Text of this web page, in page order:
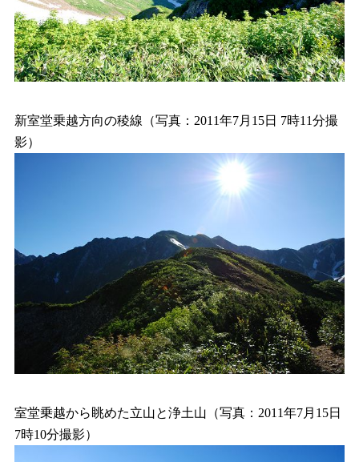
新室堂乗越方向の稜線（写真：2011年7月15日 7時11分撮
影）
室堂乗越から眺めた立山と浄土山（写真：2011年7月15日
7時10分撮影）